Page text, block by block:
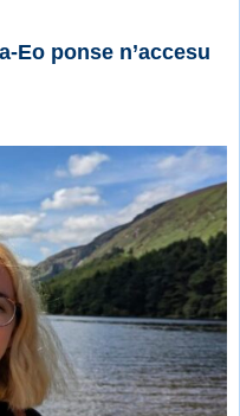
Eo ponse n’accesu